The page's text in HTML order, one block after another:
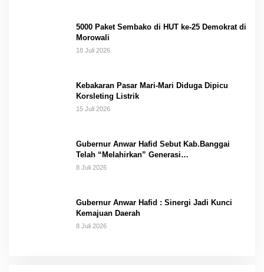
5000 Paket Sembako di HUT ke-25 Demokrat di
Morowali
18 Juli 2026
Kebakaran Pasar Mari-Mari Diduga Dipicu
Korsleting Listrik
15 Juli 2026
Gubernur Anwar Hafid Sebut Kab.Banggai
Telah “Melahirkan” Generasi…
8 Juli 2026
Gubernur Anwar Hafid : Sinergi Jadi Kunci
Kemajuan Daerah
8 Juli 2026